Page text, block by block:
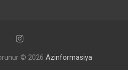
© 2026 Azinformasiya